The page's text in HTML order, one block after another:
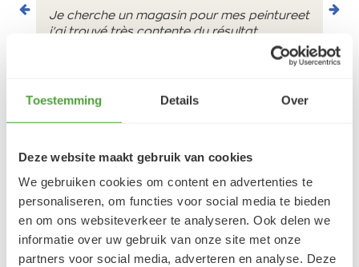
Toestemming Details Over
Deze website maakt gebruik van cookies
We gebruiken cookies om content en advertenties te
personaliseren, om functies voor social media te bieden
en om ons websiteverkeer te analyseren. Ook delen we
informatie over uw gebruik van onze site met onze
partners voor social media, adverteren en analyse. Deze
Je cherche un magasin pour mes peintureet
j'ai trouvé très contente du résultat
Varianten